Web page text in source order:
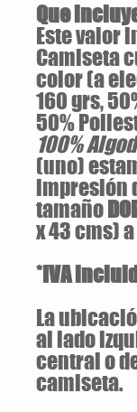
Que
Este valor
Camiseta
color (a
160 grs,
50%
100%
(uno)
impresión
tamaño
x 43 cms) a
*IVA
La
al lado
central o
camiseta.